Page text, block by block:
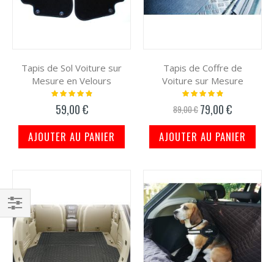
Tapis de Sol Voiture sur
Mesure en Velours
Notation:
59,00 €
AJOUTER AU PANIER
Tapis de Coffre de
Voiture sur Mesure
Notation:
89,00 € Prix
spécial
79,00 €
AJOUTER AU PANIER
Filtrer